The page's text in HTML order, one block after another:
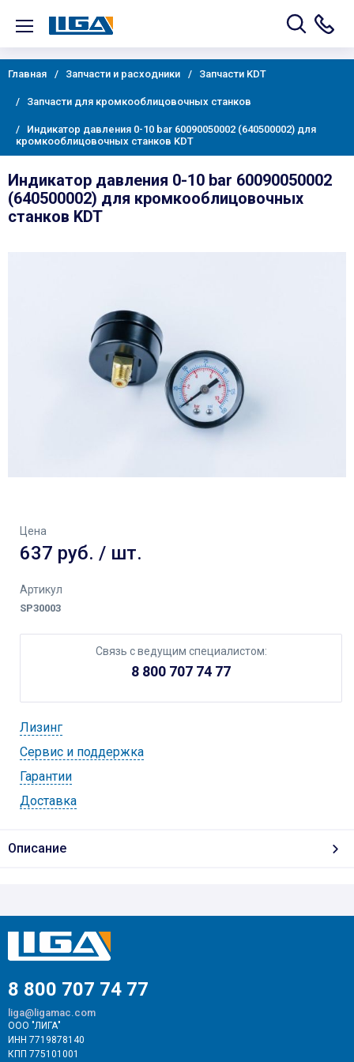
Главная Запчасти и расходники Запчасти KDT
Запчасти для кромкооблицовочных станков
Индикатор давления 0-10 bar 60090050002 (640500002) для
кромкооблицовочных станков KDT
Индикатор давления 0-10 bar 60090050002
(640500002) для кромкооблицовочных
станков KDT
Цена
637 руб. / шт.
Артикул
SP30003
Связь с ведущим специалистом:
8 800 707 74 77
Лизинг
Cервис и поддержка
Гарантии
Доставка
Описание
8 800 707 74 77
liga@ligamac.com
ООО "ЛИГА"
ИНН 7719878140
КПП 775101001